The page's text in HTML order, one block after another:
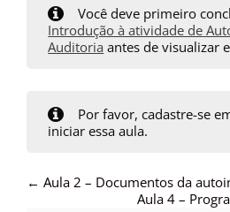
Você deve primeiro
Introdução à atividade de
Auditoria antes de visualizar
Por favor, cadastre-se
iniciar essa aula.
Aula 2 – Documentos da
Aula 4 –